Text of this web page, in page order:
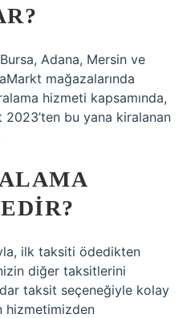
Adana, Mersin ve
mağazalarında
hizmeti kapsamında,
2023’ten bu yana kiralanan
ilk taksiti ödedikten
diğer taksitlerini
taksit seçeneğiyle kolay
hizmetimizden